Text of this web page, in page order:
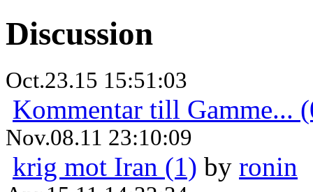
Discussion
Oct.23.15 15:51:03
Kommentar till Gamme...
Nov.08.11 23:10:09
krig mot Iran (1) by ronin